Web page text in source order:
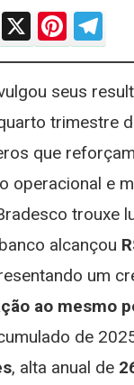
X
seus
trimestre
que
operacional e
trouxe
alcançou
um
ao mesmo
de
, alta anual de